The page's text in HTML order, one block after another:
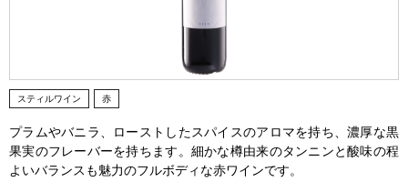
スティルワイン 赤
プラムやバニラ、ローストしたスパイスのアロマを持ち、濃厚な黒
果実のフレーバーを持ちます。細かな樽由来のタンニンと酸味の程
よいバランスも魅力のフルボディな赤ワインです。